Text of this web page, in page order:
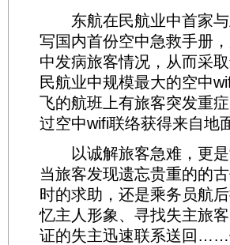
东航在民航业中首家与
写国内首份空中急救手册
中发病旅客情况，从而采
民航业中规模最大的空中
飞的航班上有旅客突发重
过空中wifi联络获得来自地
以诚解旅客急难，更是“
当旅客发现遗忘贵重的的
时的求助，还是乘务员航
忆主人形象、寻找失主旅
证的失主迅速联系送回……